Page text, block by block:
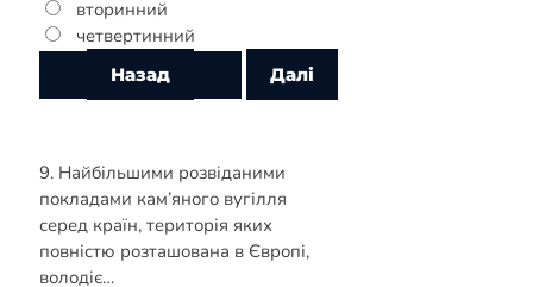
вторинний
четвертинний
9. Найбільшими розвіданими
покладами кам’яного вугілля
серед країн, територія яких
повністю розташована в Європі,
володіє…